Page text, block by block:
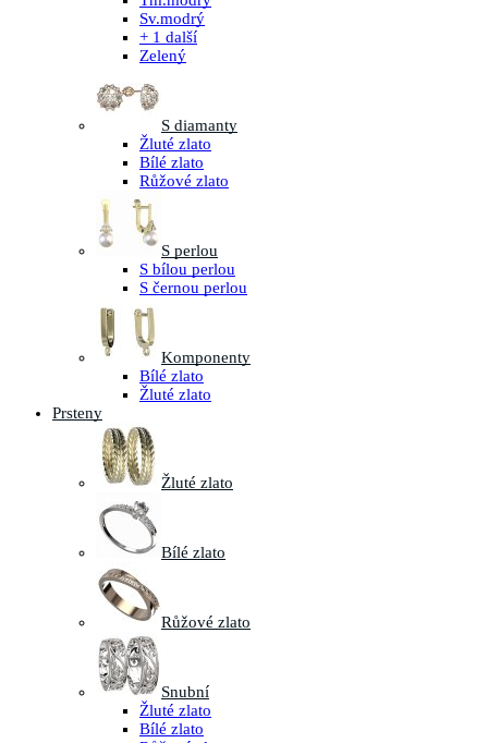
Sv.modrý
+ 1 další
Zelený
S diamanty
Žluté zlato
Bílé zlato
Růžové zlato
S perlou
S bílou perlou
S černou perlou
Komponenty
Bílé zlato
Žluté zlato
Prsteny
Žluté zlato
Bílé zlato
Růžové zlato
Snubní
Žluté zlato
Bílé zlato